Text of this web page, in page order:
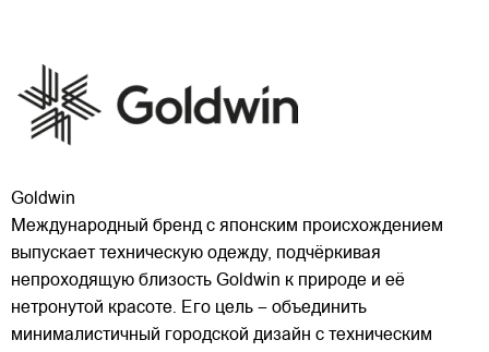
Goldwin
Международный бренд с японским происхождением
выпускает техническую одежду, подчёркивая
непроходящую близость Goldwin к природе и её
нетронутой красоте. Его цель – объединить
минималистичный городской дизайн с техническим